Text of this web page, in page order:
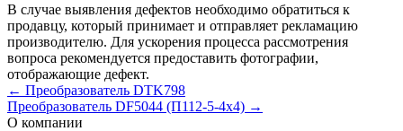
В случае выявления дефектов необходимо обратиться к
продавцу, который принимает и отправляет рекламацию
производителю. Для ускорения процесса рассмотрения
вопроса рекомендуется предоставить фотографии,
отображающие дефект.
← Преобразователь DTK798
Преобразователь DF5044 (П112-5-4х4) →
О компании